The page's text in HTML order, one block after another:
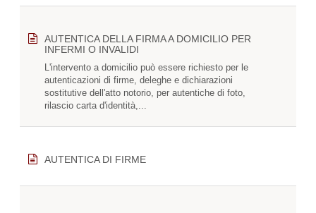
AUTENTICA DELLA FIRMA A DOMICILIO PER
INFERMI O INVALIDI
L'intervento a domicilio può essere richiesto per le
autenticazioni di firme, deleghe e dichiarazioni
sostitutive dell'atto notorio, per autentiche di foto,
rilascio carta d'identità,...
AUTENTICA DI FIRME